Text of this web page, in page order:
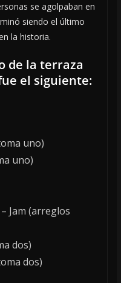
se agolpaban en
siendo el último
la historia.
de la terraza
el siguiente:
uno)
uno)
Jam (arreglos
dos)
dos)